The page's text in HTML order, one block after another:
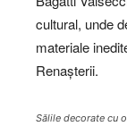
cultural, unde
materiale
Renașterii.
Sălile decorate cu